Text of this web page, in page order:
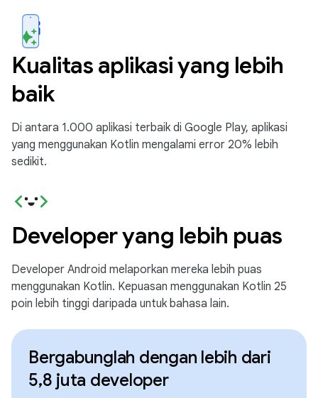
Kualitas aplikasi yang lebih
baik
Di antara 1.000 aplikasi terbaik di Google Play, aplikasi
yang menggunakan Kotlin mengalami error 20% lebih
sedikit.
Developer yang lebih puas
Developer Android melaporkan mereka lebih puas
menggunakan Kotlin. Kepuasan menggunakan Kotlin 25
poin lebih tinggi daripada untuk bahasa lain.
Bergabunglah dengan lebih dari
5,8 juta developer